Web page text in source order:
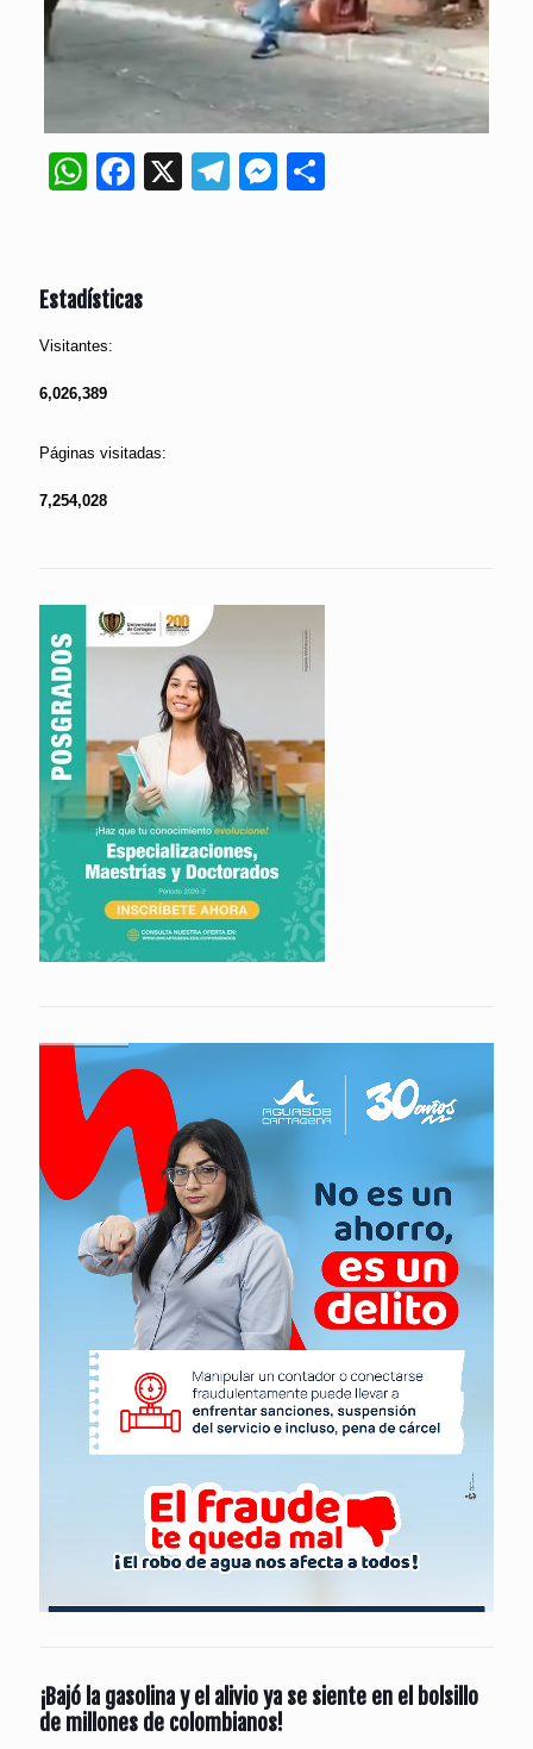
WhatsApp
Facebook
X Telegram
Messenger
Estadísticas
Visitantes:
6,026,389
Páginas visitadas:
7,254,028
¡Bajó la gasolina y el alivio ya se siente en el bolsillo
de millones de colombianos!